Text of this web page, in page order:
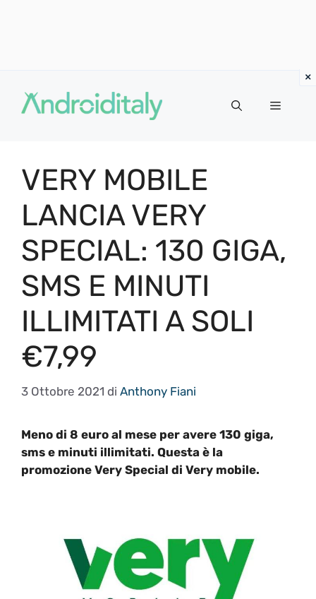
contenuto
MENU
VERY MOBILE
LANCIA VERY
SPECIAL: 130 GIGA,
SMS E MINUTI
ILLIMITATI A SOLI
€7,99
3 Ottobre 2021 di Anthony Fiani
Meno di 8 euro al mese per avere 130 giga,
sms e minuti illimitati. Questa è la
promozione Very Special di Very mobile.